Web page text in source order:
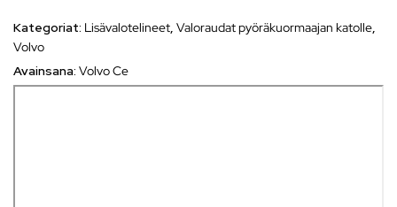
Kategoriat: Lisävalotelineet, Valoraudat pyöräkuormaajan katolle,
Volvo
Avainsana: Volvo Ce